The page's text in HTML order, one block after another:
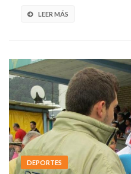
LEER MÁS
DEPORTES